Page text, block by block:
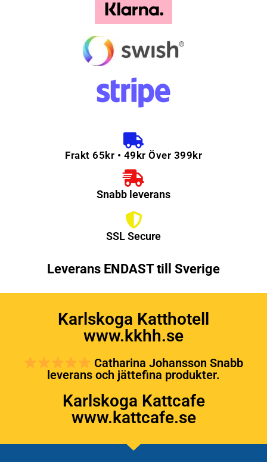
Frakt 65kr • 49kr Över 399kr
Snabb leverans
SSL Secure
Leverans ENDAST till Sverige
Karlskoga Katthotell
www.kkhh.se
Catharina Johansson Snabb
leverans och jättefina produkter.
Karlskoga Kattcafe
www.kattcafe.se